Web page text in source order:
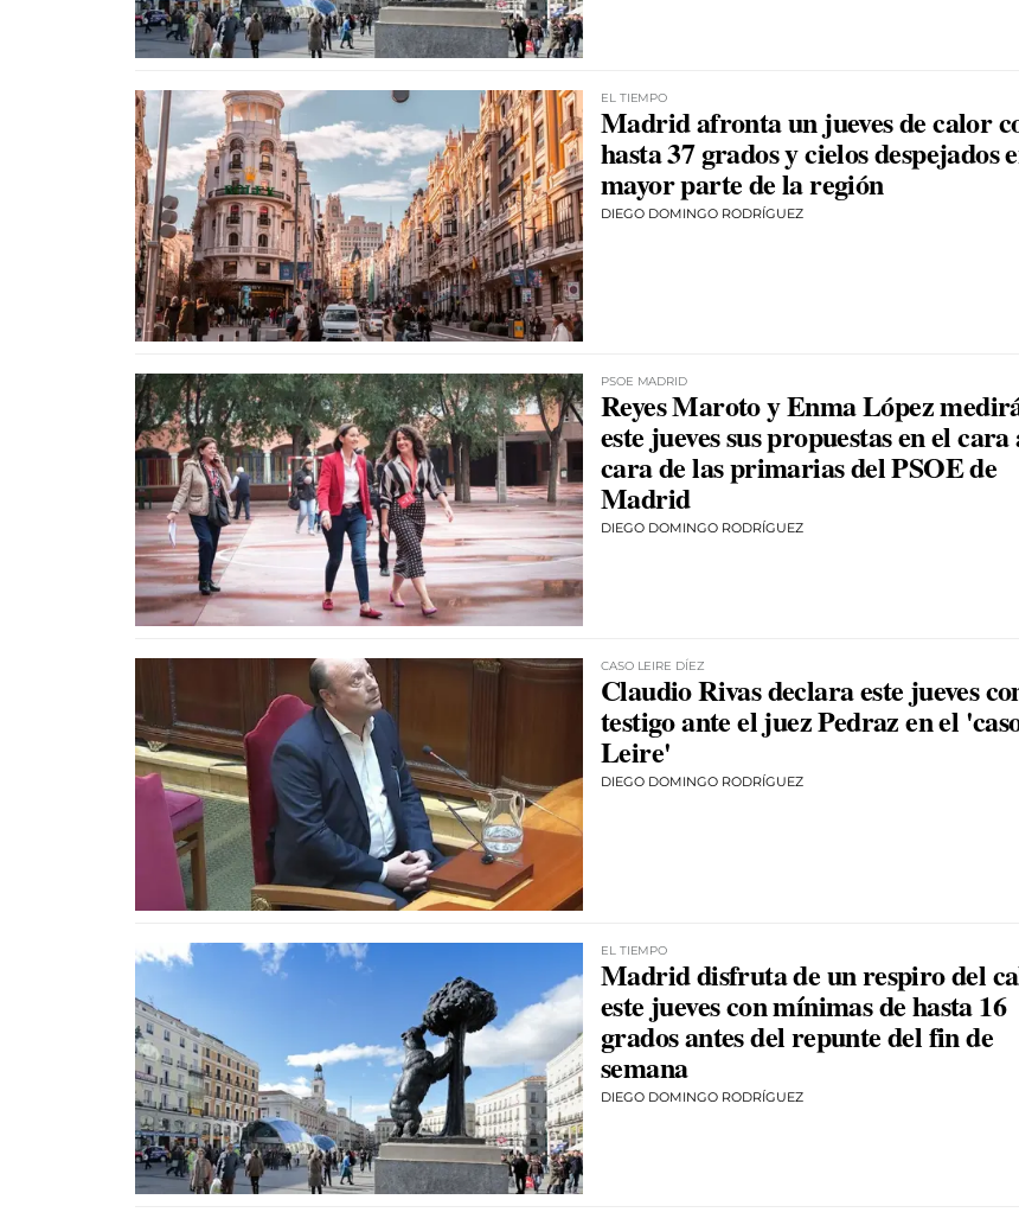
EL TIEMPO
Madrid afronta un jueves de calor
hasta 37 grados y cielos despejados
mayor parte de la región
DIEGO DOMINGO RODRÍGUEZ
PSOE MADRID
Reyes Maroto y Enma López
este jueves sus propuestas en el cara
cara de las primarias del PSOE de
Madrid
DIEGO DOMINGO RODRÍGUEZ
CASO LEIRE DÍEZ
Claudio Rivas declara este jueves
testigo ante el juez Pedraz en el
Leire'
DIEGO DOMINGO RODRÍGUEZ
EL TIEMPO
Madrid disfruta de un respiro del
este jueves con mínimas de hasta 16
grados antes del repunte del fin de
semana
DIEGO DOMINGO RODRÍGUEZ